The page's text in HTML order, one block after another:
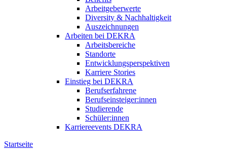
Arbeitgeberwerte
Diversity & Nachhaltigkeit
Auszeichnungen
Arbeiten bei DEKRA
Arbeitsbereiche
Standorte
Entwicklungsperspektiven
Karriere Stories
Einstieg bei DEKRA
Berufserfahrene
Berufseinsteiger:innen
Studierende
Schüler:innen
Karriereevents DEKRA
Startseite